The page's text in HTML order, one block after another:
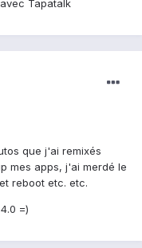
Tapatalk
que j'ai remixés
mes apps, j'ai merdé le
reboot etc. etc.
=)